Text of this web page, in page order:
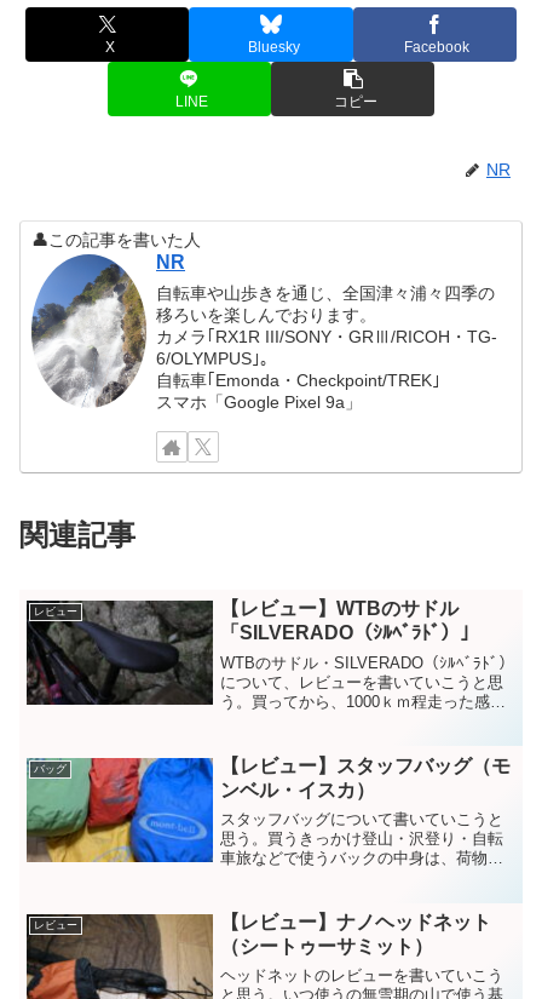
X Bluesky Facebook
LINE コピー
NR
👤この記事を書いた人
NR
自転車や山歩きを通じ、全国津々浦々四季の
移ろいを楽しんでおります。
カメラ｢RX1R III/SONY・GRⅢ/RICOH・TG-
6/OLYMPUS｣。
自転車｢Emonda・Checkpoint/TREK｣
スマホ「Google Pixel 9a」
関連記事
レビュー
【レビュー】WTBのサドル
「SILVERADO（ｼﾙﾍﾞﾗﾄﾞ）」
WTBのサドル・SILVERADO（ｼﾙﾍﾞﾗﾄﾞ）
について、レビューを書いていこうと思
う。買ってから、1000ｋｍ程走った感想
け・・・北海道の旅にて、後半お尻が痛
く...
バッグ
【レビュー】スタッフバッグ（モ
ンベル・イスカ）
スタッフバッグについて書いていこうと
思う。買うきっかけ登山・沢登り・自転
車旅などで使うバックの中身は、荷物点
（袋）。衣類・雨具類・食器類・ガス類
などを、カテゴリーごとにまと...
レビュー
【レビュー】ナノヘッドネット
（シートゥーサミット）
ヘッドネットのレビューを書いていこう
と思う。いつ使うの無雪期の山で使う基